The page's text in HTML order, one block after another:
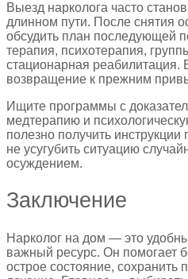
Выезд нарколога часто
длинном пути. После снятия
обсудить план последующей
терапия, психотерапия,
стационарная реабилитация.
возвращение к прежним
Ищите программы с
медтерапию и
полезно получить
не усугубить ситуацию
осуждением.
Заключение
Нарколог на дом — это
важный ресурс. Он помогает
острое состояние, сохранить